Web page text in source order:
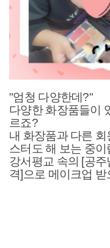
"엄청 다양한데?"
다양한 화장품들이
르죠?
내 화장품과 다른
스터도 해 보는 중이
강서평교 속의 [공
격]으로 메이크업